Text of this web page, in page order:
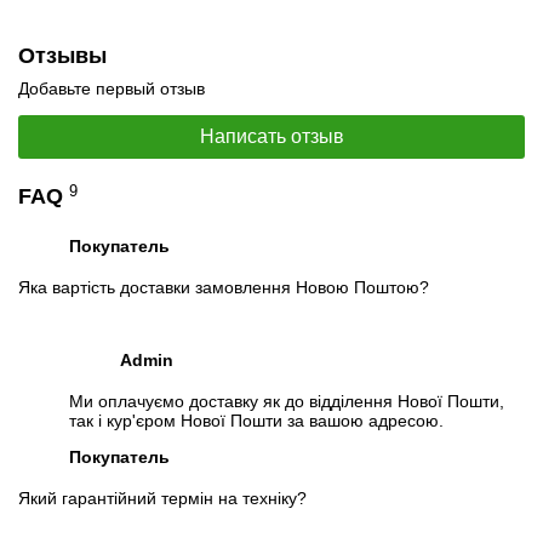
Запрос оптовой цены
Отслеживать в Instagram
Отслеживать на Facebook
Отзывы
Добавьте первый отзыв
Написать отзыв
FAQ 9
Покупатель
Яка вартість доставки замовлення Новою Поштою?
Admin
Ми оплачуємо доставку як до відділення Нової Пошти,
так і кур'єром Нової Пошти за вашою адресою.
Покупатель
Який гарантійний термін на техніку?